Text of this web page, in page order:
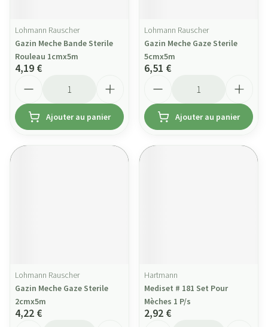
Lohmann Rauscher
Gazin Meche Bande Sterile
Rouleau 1cmx5m
4,19 €
Ajouter au panier
Lohmann Rauscher
Gazin Meche Gaze Sterile
5cmx5m
6,51 €
Ajouter au panier
Lohmann Rauscher
Gazin Meche Gaze Sterile
2cmx5m
4,22 €
Hartmann
Mediset # 181 Set Pour
Mèches 1 P/s
2,92 €